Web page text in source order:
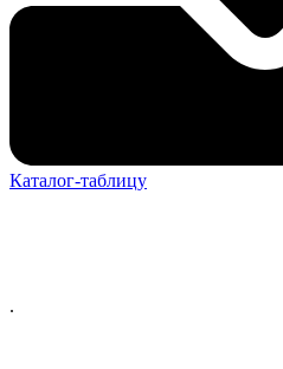
Каталог-таблицу
.